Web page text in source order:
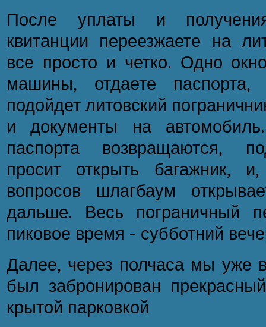
После уплаты и
квитанции переезжаете на
все просто и четко. Одно
машины, отдаете
подойдет литовский
и документы на
паспорта возвращаются,
просит открыть багажник,
вопросов шлагбаум
дальше. Весь пограничный
пиковое время - субботний
Далее, через полчаса мы уже
был забронирован
крытой парковкой